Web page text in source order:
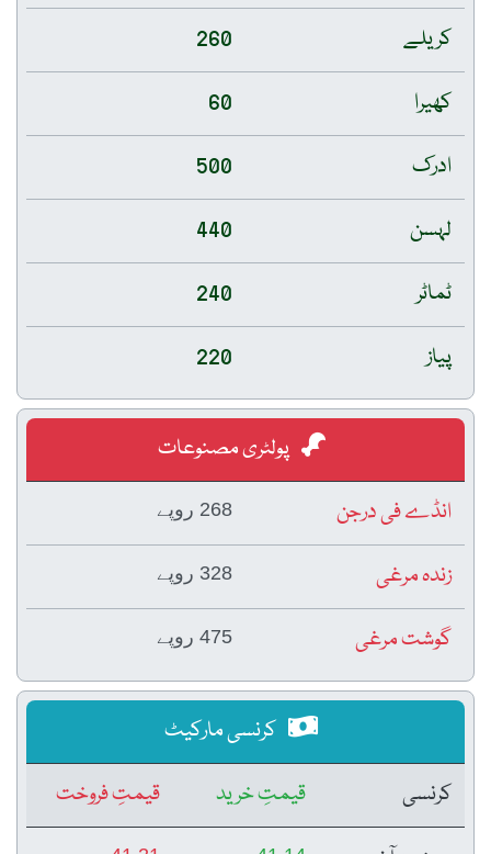
کریلے
260
کھیرا
60
ادرک
500
لہسن
440
ٹماٹر
240
پیاز
220
پولٹری مصنوعات
انڈے فی درجن
268 روپے
زندہ مرغی 328 روپے
گوشت مرغی 475 روپے
کرنسی مارکیٹ
کرنسی
قیمتِ خرید
قیمتِ فروخت